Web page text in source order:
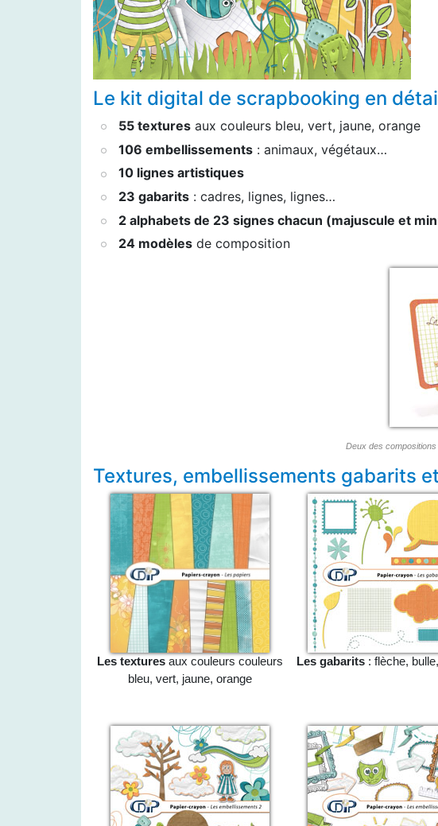
Le kit digital de scrapbooking en
55 textures aux couleurs bleu, vert, jaune, orange
106 embellissements : animaux, végétaux…
10 lignes artistiques
23 gabarits : cadres, lignes, lignes…
2 alphabets de 23 signes chacun (majuscule et
24 modèles de composition
Deux des
Textures, embellissements gabarits
Les textures aux couleurs couleurs
bleu, vert, jaune, orange
Les gabarits: flèche,